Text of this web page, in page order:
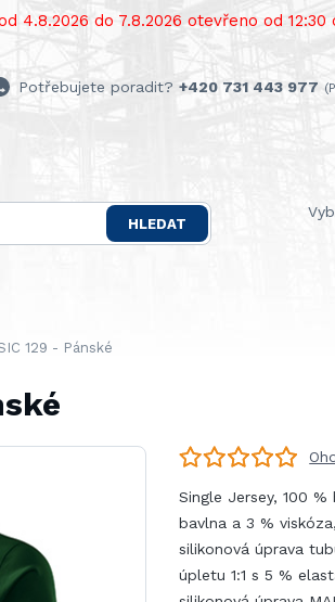
do 7.8.2026 otevřeno od 12:30
HLEDAT
Potřebujete poradit? +420 731 443 977
129 - Pánské
Single Jersey, 100
bavlna a 3 %
silikonová úprava
úpletu 1:1 s 5 %